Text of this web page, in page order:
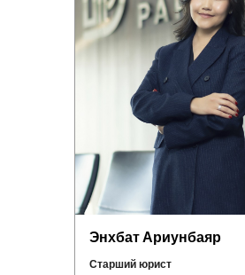
Энхбат Ариунбаяр
Старший юрист